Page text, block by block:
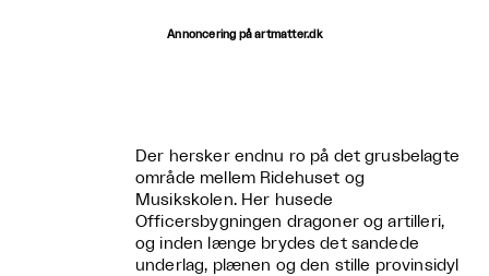
Annoncering på artmatter.dk
Der hersker endnu ro på det grusbelagte
område mellem Ridehuset og
Musikskolen. Her husede
Officersbygningen dragoner og artilleri,
og inden længe brydes det sandede
underlag, plænen og den stille provinsidyl